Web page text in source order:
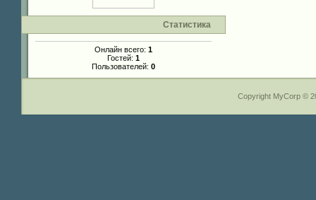
Статистика
Онлайн всего: 1
Гостей: 1
Пользователей: 0
Copyright MyCorp ©